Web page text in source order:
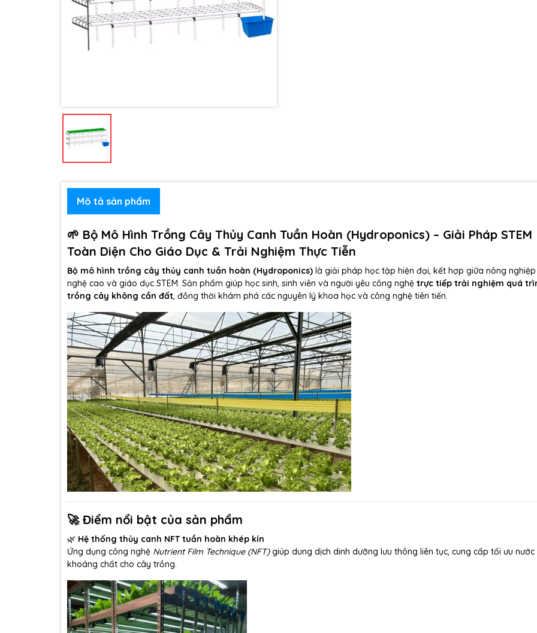
Mô tả sản phẩm
🌱 Bộ Mô Hình Trồng Cây Thủy Canh Tuần Hoàn (Hydroponics) – Giải Pháp STEM
Toàn Diện Cho Giáo Dục & Trải Nghiệm Thực Tiễn
Bộ mô hình trồng cây thủy canh tuần hoàn (Hydroponics) là giải pháp học tập hiện đại, kết hợp giữa nông
nghệ cao và giáo dục STEM. Sản phẩm giúp học sinh, sinh viên và người yêu công nghệ trực tiếp trải nghiệm quá
trồng cây không cần đất , đồng thời khám phá các nguyên lý khoa học và công nghệ tiên tiến.
🚀 Điểm nổi bật của sản phẩm
🌿 Hệ thống thủy canh NFT tuần hoàn khép kín
Ứng dụng công nghệ Nutrient Film Technique (NFT)giúp dung dịch dinh dưỡng lưu thông liên tục, cung cấp tối ưu nước
khoáng chất cho cây trồng.